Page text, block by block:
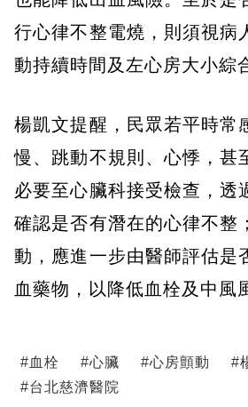
行心律不整電燒，則須視病
動持續時間及左心房大小綜
楊凱文提醒，民眾若平時常
慢、跳動不規則、心悸，甚
必要至心臟科接受檢查，透
確認是否有潛在的心律不整
動，應進一步由醫師評估是
血藥物，以降低血栓及中風
#血栓 #心臟 #心房顫動 #
#台北慈濟醫院